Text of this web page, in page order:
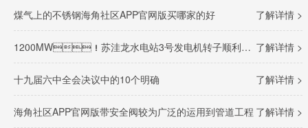
了解详情 >
煤气上的不锈钢海角社区APP官网版买哪家的好
了解详情 >
1200MW！苏洼龙水电站3号发电机转子顺利完成吊装
了解详情 >
十九届六中全会决议中的10个明确
了解详情 >
海角社区APP官网版带安全阀较为广泛的运用到管道工程